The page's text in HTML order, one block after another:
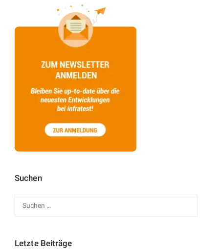
Suchen
Letzte Beiträge